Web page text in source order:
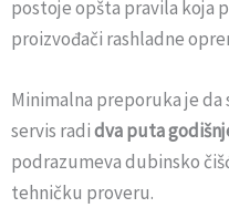
postoje opšta pravila koja
proizvođači rashladne
Minimalna preporuka je
servis radidva puta
podrazumeva dubinsko
tehničku proveru.